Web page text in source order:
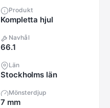
Produkt
Kompletta hjul
Navhål
66.1
Län
Stockholms län
Mönsterdjup
7 mm